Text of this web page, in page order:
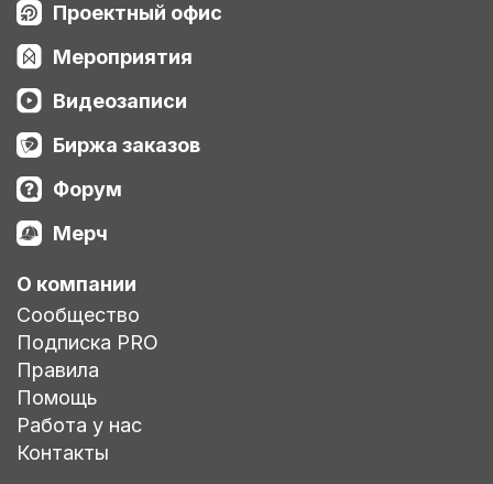
Проектный офис
Мероприятия
Видеозаписи
Биржа заказов
Форум
Мерч
О компании
Сообщество
Подписка PRO
Правила
Помощь
Работа у нас
Контакты